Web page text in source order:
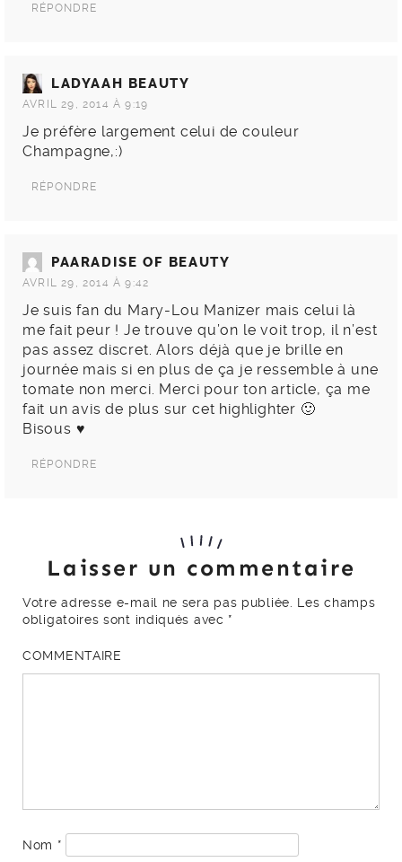
RÉPONDRE
LADYAAH BEAUTY
AVRIL 29, 2014 À 9:19
Je préfère largement celui de couleur
Champagne,:)
RÉPONDRE
PAARADISE OF BEAUTY
AVRIL 29, 2014 À 9:42
Je suis fan du Mary-Lou Manizer mais celui là
me fait peur ! Je trouve qu’on le voit trop, il n’est
pas assez discret. Alors déjà que je brille en
journée mais si en plus de ça je ressemble à une
tomate non merci. Merci pour ton article, ça me
fait un avis de plus sur cet highlighter 🙂
Bisous ♥
RÉPONDRE
Laisser un commentaire
Votre adresse e-mail ne sera pas publiée.
Les champs
obligatoires sont indiqués avec *
COMMENTAIRE
Nom *